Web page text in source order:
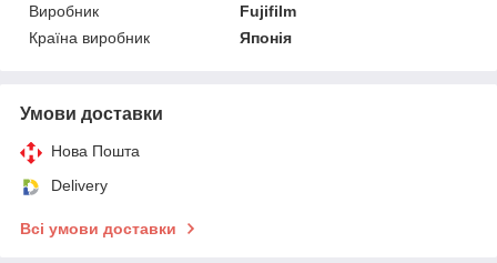
Виробник
Fujifilm
Країна виробник
Японія
Умови доставки
Нова Пошта
Delivery
Всі умови доставки